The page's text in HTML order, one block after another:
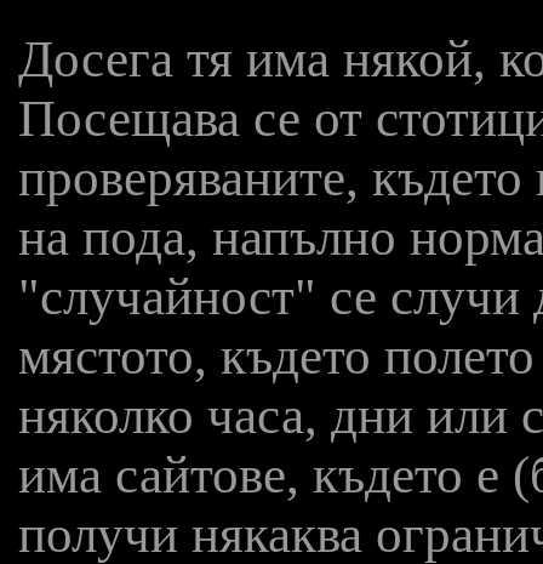
Досега тя има някой,
Посещава се от
проверяваните,
на пода, напълно
"случайност" се случи
мястото, където
няколко часа, дни
има сайтове, където е
получи някаква